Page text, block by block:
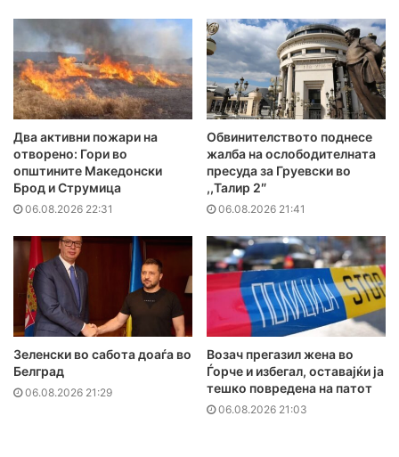
Два активни пожари на
отворено: Гори во
општините Македонски
Брод и Струмица
06.08.2026 22:31
Обвинителството поднесе
жалба на ослободителната
пресуда за Груевски во
,,Талир 2″
06.08.2026 21:41
Зеленски во сабота доаѓа во
Белград
06.08.2026 21:29
Возач прегазил жена во
Ѓорче и избегал, оставајќи ја
тешко повредена на патот
06.08.2026 21:03